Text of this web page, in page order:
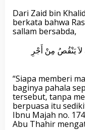
Dari Zaid bin
berkata bahwa
sallam bersabda,
يَنْقُصُ مِنْ أَجْرِ
“Siapa memberi
baginya pahala
tersebut, tanpa
berpuasa itu
Ibnu Majah no.
Abu Thahir